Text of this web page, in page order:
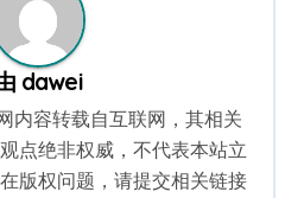
dawei
内容转载自互联网，其相关
点绝非权威，不代表本站立
版权问题，请提交相关链接